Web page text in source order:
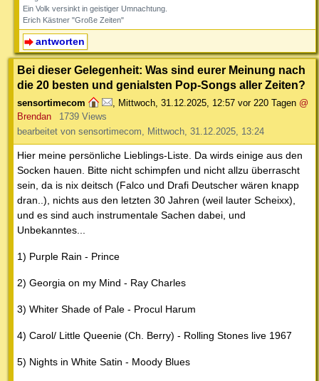
Ein Volk versinkt in geistiger Umnachtung.
Erich Kästner "Große Zeiten"
antworten
Bei dieser Gelegenheit: Was sind eurer Meinung nach
die 20 besten und genialsten Pop-Songs aller Zeiten?
sensortimecom Mittwoch, 31.12.2025, 12:57 vor 220 Tagen @
Brendan
1739 Views
bearbeitet von sensortimecom, Mittwoch, 31.12.2025, 13:24
Hier meine persönliche Lieblings-Liste. Da wirds einige aus den
Socken hauen. Bitte nicht schimpfen und nicht allzu überrascht
sein, da is nix deitsch (Falco und Drafi Deutscher wären knapp
dran..), nichts aus den letzten 30 Jahren (weil lauter Scheixx),
und es sind auch instrumentale Sachen dabei, und
Unbekanntes...
1) Purple Rain - Prince
2) Georgia on my Mind - Ray Charles
3) Whiter Shade of Pale - Procul Harum
4) Carol/ Little Queenie (Ch. Berry) - Rolling Stones live 1967
5) Nights in White Satin - Moody Blues